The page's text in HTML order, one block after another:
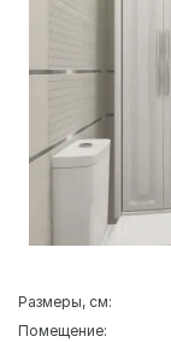
Размеры, см:
Помещение: